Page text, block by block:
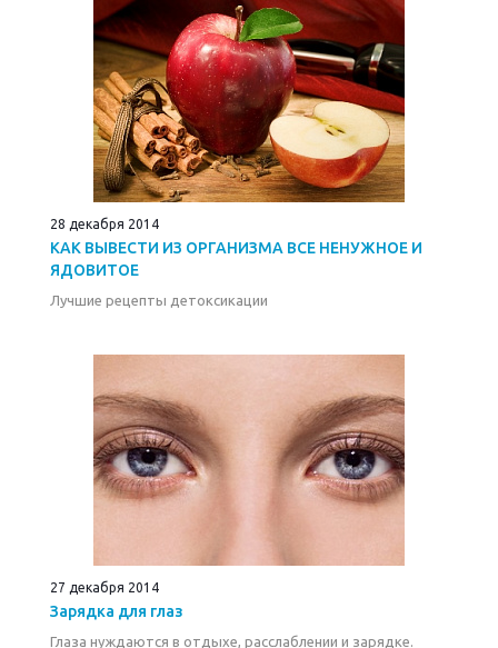
28 декабря 2014
КАК ВЫВЕСТИ ИЗ ОРГАНИЗМА ВСЕ НЕНУЖНОЕ И
ЯДОВИТОЕ
Лучшие рецепты детоксикации
27 декабря 2014
Зарядка для глаз
Глаза нуждаются в отдыхе, расслаблении и зарядке.